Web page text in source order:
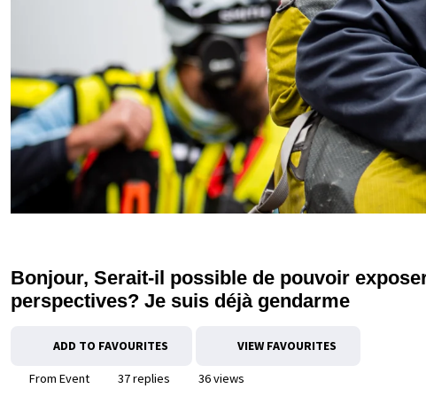
Bonjour, Serait-il possible de pouvoir
perspectives? Je suis déjà gendarme
ADD TO FAVOURITES VIEW FAVOURITES
From Event 37 replies
36 views